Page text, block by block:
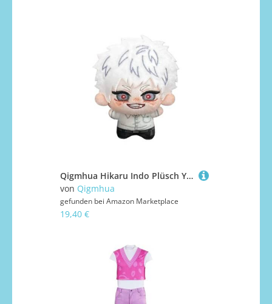
Qigmhua Hikaru Indo Plüsch Yoshiki Tsujinaka Gefüllt Figur Kawaii Mini Kissen 10cm PP-Baumwolle Kreatives Anhänger Bag Ornamente
von Qigmhua
gefunden bei Amazon Marketplace
19,40 €